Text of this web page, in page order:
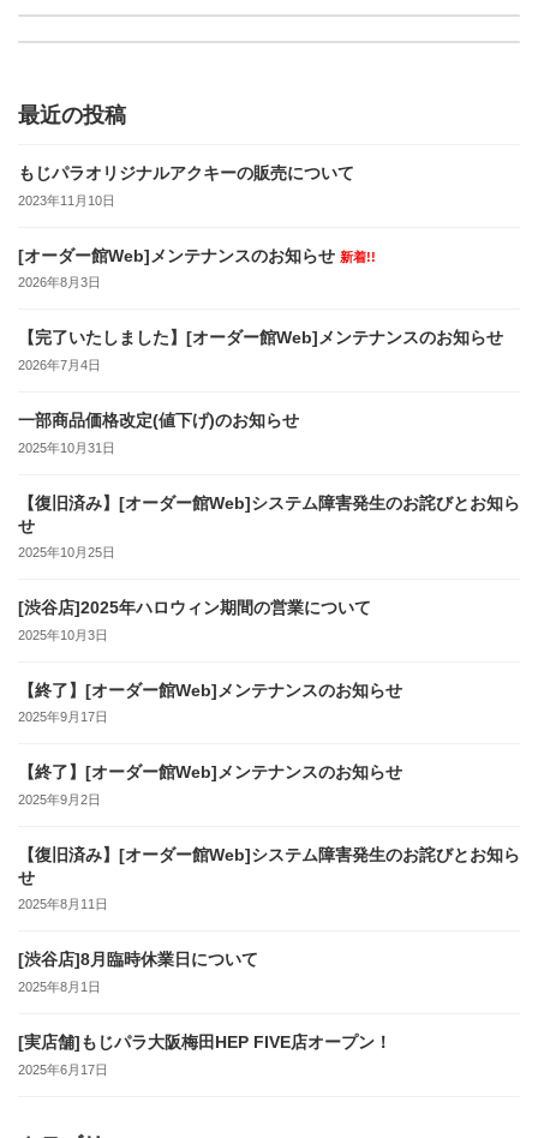
第7回デザインコンテスト結果発表
最近の投稿
もじパラオリジナルアクキーの販売について
2023年11月10日
[オーダー館Web]メンテナンスのお知らせ 新着!!
2026年8月3日
【完了いたしました】[オーダー館Web]メンテナンスのお知らせ
2026年7月4日
一部商品価格改定(値下げ)のお知らせ
2025年10月31日
【復旧済み】[オーダー館Web]システム障害発生のお詫びとお知ら
せ
2025年10月25日
[渋谷店]2025年ハロウィン期間の営業について
2025年10月3日
【終了】[オーダー館Web]メンテナンスのお知らせ
2025年9月17日
【終了】[オーダー館Web]メンテナンスのお知らせ
2025年9月2日
【復旧済み】[オーダー館Web]システム障害発生のお詫びとお知ら
せ
2025年8月11日
[渋谷店]8月臨時休業日について
2025年8月1日
[実店舗]もじパラ大阪梅田HEP FIVE店オープン！
2025年6月17日